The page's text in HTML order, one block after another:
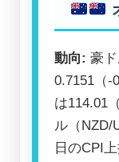
動向: 豪
0.7151（-
は114.01
ル（NZD/
日のCPI